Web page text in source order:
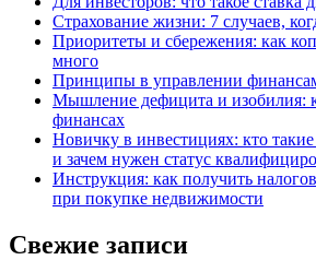
Страхование жизни: 7 случаев,
Приоритеты и сбережения: как
много
Принципы в управлении
Мышление дефицита и изобилия:
финансах
Новичку в инвестициях: кто
и зачем нужен статус
Инструкция: как получить
при покупке недвижимости
Свежие записи